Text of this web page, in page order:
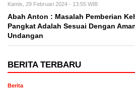
Kamis, 29 Februari 2024 - 13:55 WIB
Abah Anton : Masalah Pemberian
Pangkat Adalah Sesuai Dengan
Undangan
BERITA TERBARU
Berita